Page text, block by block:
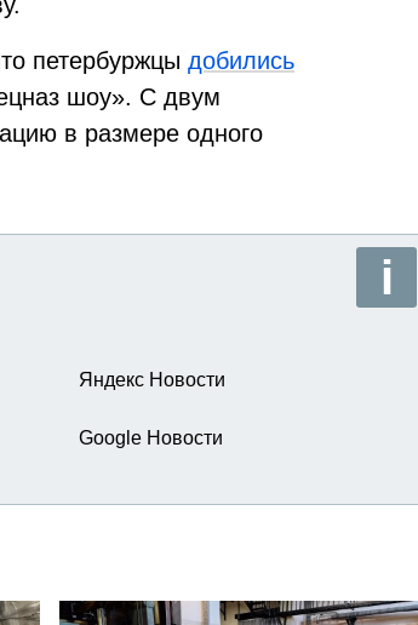
петербуржцы добились
шоу». С двум
в размере одного
Яндекс Новости
Google Новости